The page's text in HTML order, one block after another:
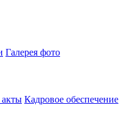
Галерея фото
Кадровое обеспечение